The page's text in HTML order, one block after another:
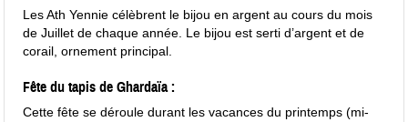
Les Ath Yennie célèbrent le bijou en argent au cours du mois
de Juillet de chaque année. Le bijou est serti d’argent et de
corail, ornement principal.
Fête du tapis de Ghardaïa :
Cette fête se déroule durant les vacances du printemps (mi-